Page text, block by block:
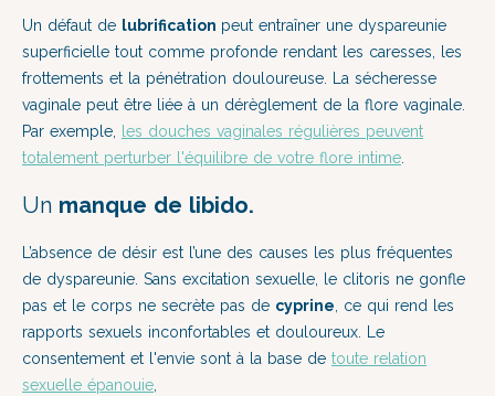
Un défaut de lubrification peut entraîner une dyspareunie
superficielle tout comme profonde rendant les caresses, les
frottements et la pénétration douloureuse. La sécheresse
vaginale peut être liée à un dérèglement de la flore vaginale.
Par exemple,
les douches vaginales régulières peuvent
totalement perturber l'équilibre de votre flore intime
Un manque de libido.
L’absence de désir est l’une des causes les plus fréquentes
de dyspareunie. Sans excitation sexuelle, le clitoris ne gonfle
pas et le corps ne secrète pas de cyprine , ce qui rend les
rapports sexuels inconfortables et douloureux. Le
consentement et l'envie sont à la base de toute relation
sexuelle épanouie